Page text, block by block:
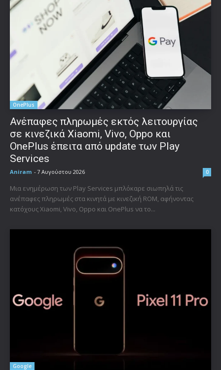
OnePlus
Ανέπαφες πληρωμές εκτός λειτουργίας
σε κινεζικά Xiaomi, Vivo, Oppo και
OnePlus έπειτα από update των Play
Services
Aniram - 7 Αυγούστου 2026 0
Μια ενημέρωση των Play Services μπλόκαρε σιωπηλά τις
ανέπαφες πληρωμές στα κινητά με κινεζική ROM, αφήνοντας
κατόχους Xiaomi, Vivo, Oppo και OnePlus να το...
Google